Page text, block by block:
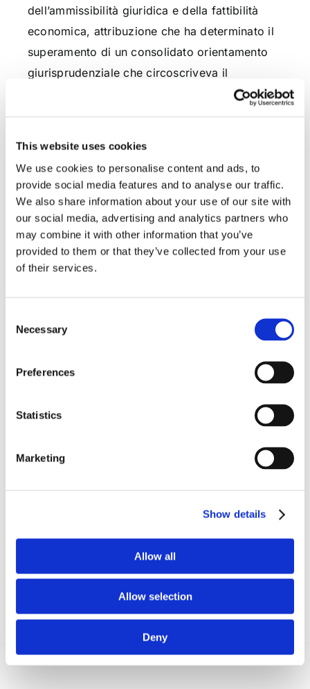
This website uses cookies
We use cookies to personalise content and ads, to
provide social media features and to analyse our traffic.
We also share information about your use of our site with
our social media, advertising and analytics partners who
may combine it with other information that you’ve
provided to them or that they’ve collected from your use
of their services.
Selection
Necessary
Preferences
Statistics
Marketing
Show details
Allow all
Allow selection
Deny
dell’ammissibilità giuridica e della fattibilità
economica, attribuzione che ha determinato il
superamento di un consolidato orientamento
giurisprudenziale che circoscriveva il
sindacato del tribunale ai soli profili di
Infine, è opportuno segnalare come tale
estensione dei poteri di controllo del Tribunale
sia riconducibile alla previsione di una serie di
presidi normativi, predisposti al fine di
contrastare l’utilizzo opportunistico per finalità
Legge Fallimentare del 2006, che accentuando
nell’accesso alla procedura di concordato,
dell’autorità giudiziaria.